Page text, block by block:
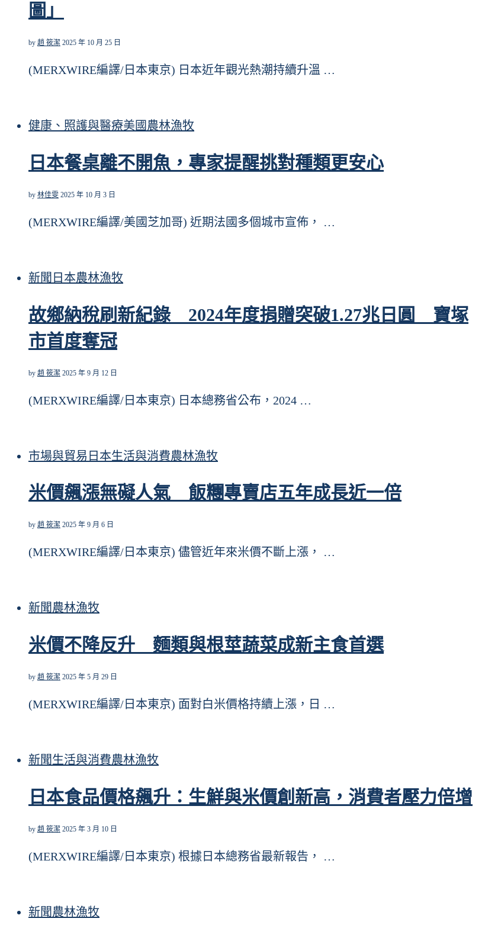
圖」
by 趙 筱潔 2025 年 10 月 25 日
(MERXWIRE編譯/日本東京) 日本近年觀光熱潮持續升溫 …
健康、照護與醫療美國 農林漁牧
日本餐桌離不開魚，專家提醒挑對種類更安心
by 林佳雯 2025 年 10 月 3 日
(MERXWIRE編譯/美國芝加哥) 近期法國多個城市宣佈， …
新聞 日本農林漁牧
故鄉納稅刷新紀錄 2024年度捐贈突破1.27兆日圓 寶塚
市首度奪冠
by 趙 筱潔 2025 年 9 月 12 日
(MERXWIRE編譯/日本東京) 日本總務省公布，2024 …
市場與貿易 日本生活與消費農林漁牧
米價飆漲無礙人氣 飯糰專賣店五年成長近一倍
by 趙 筱潔 2025 年 9 月 6 日
(MERXWIRE編譯/日本東京) 儘管近年來米價不斷上漲， …
新聞 農林漁牧
米價不降反升 麵類與根莖蔬菜成新主食首選
by 趙 筱潔 2025 年 5 月 29 日
(MERXWIRE編譯/日本東京) 面對白米價格持續上漲，日 …
新聞生活與消費農林漁牧
日本食品價格飆升：生鮮與米價創新高，消費者壓力倍增
by 趙 筱潔 2025 年 3 月 10 日
(MERXWIRE編譯/日本東京) 根據日本總務省最新報告， …
新聞 農林漁牧